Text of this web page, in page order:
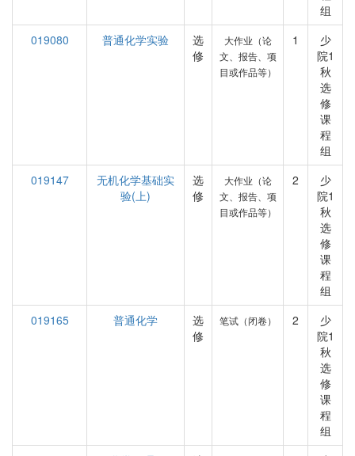
组
019080
普通化学实验
选
修
大作业（论
文、报告、项
目或作品等）
1
少
院1
秋
选
修
课
程
组
019147
无机化学基础实
验(上)
选
修
大作业（论
文、报告、项
目或作品等）
2
少
院1
秋
选
修
课
程
组
019165
普通化学
选
修
笔试（闭卷） 2
少
院1
秋
选
修
课
程
组